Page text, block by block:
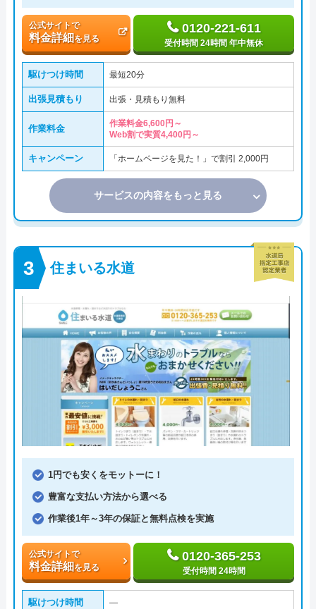
公式サイトで
料金詳細を見る
0120-221-611
受付時間 24時間 年中無休
駆けつけ時間 最短20分
出張見積もり 出張・見積もり無料
作業料金
作業料金6,600円～
Web割で実質4,400円～
キャンペーン 「ホームページを見た！」で割引 2,000円
サービスの内容をもっと見る
住まいる水道
1円でも安くをモットーに！
豊富な支払い方法から選べる
作業後1年～3年の保証と無料点検を実施
公式サイトで
料金詳細を見る
0120-365-253
受付時間 24時間
駆けつけ時間 ―